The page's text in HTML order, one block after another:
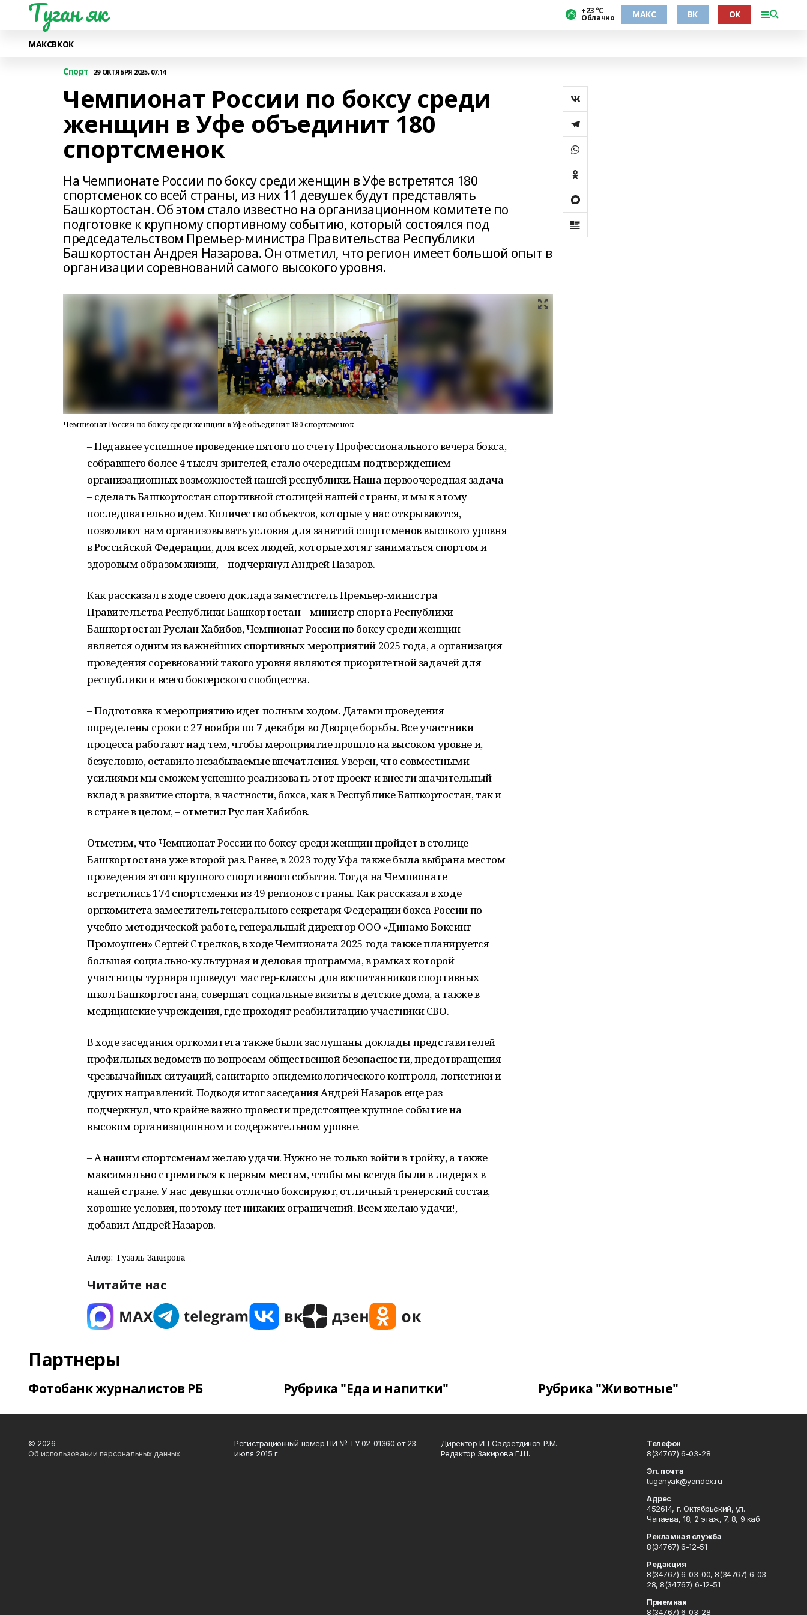
Туган як +23 °С
Облачно МАКС ВК ОК
МАКСВКОК
Спорт 29 ОКТЯБРЯ 2025, 07:14
Чемпионат России по боксу среди
женщин в Уфе объединит 180
спортсменок
На Чемпионате России по боксу среди женщин в Уфе встретятся 180
спортсменок со всей страны, из них 11 девушек будут представлять
Башкортостан. Об этом стало известно на организационном комитете по
подготовке к крупному спортивному событию, который состоялся под
председательством Премьер-министра Правительства Республики
Башкортостан Андрея Назарова. Он отметил, что регион имеет большой опыт в
организации соревнований самого высокого уровня.
Чемпионат России по боксу среди женщин в Уфе объединит 180 спортсменок
– Недавнее успешное проведение пятого по счету Профессионального вечера бокса,
собравшего более 4 тысяч зрителей, стало очередным подтверждением
организационных возможностей нашей республики. Наша первоочередная задача
– сделать Башкортостан спортивной столицей нашей страны, и мы к этому
последовательно идем. Количество объектов, которые у нас открываются,
позволяют нам организовывать условия для занятий спортсменов высокого уровня
в Российской Федерации, для всех людей, которые хотят заниматься спортом и
здоровым образом жизни, – подчеркнул Андрей Назаров.
Как рассказал в ходе своего доклада заместитель Премьер-министра
Правительства Республики Башкортостан – министр спорта Республики
Башкортостан Руслан Хабибов, Чемпионат России по боксу среди женщин
является одним из важнейших спортивных мероприятий 2025 года, а организация
проведения соревнований такого уровня являются приоритетной задачей для
республики и всего боксерского сообщества.
– Подготовка к мероприятию идет полным ходом. Датами проведения
определены сроки с 27 ноября по 7 декабря во Дворце борьбы. Все участники
процесса работают над тем, чтобы мероприятие прошло на высоком уровне и,
безусловно, оставило незабываемые впечатления. Уверен, что совместными
усилиями мы сможем успешно реализовать этот проект и внести значительный
вклад в развитие спорта, в частности, бокса, как в Республике Башкортостан, так и
в стране в целом, – отметил Руслан Хабибов.
Отметим, что Чемпионат России по боксу среди женщин пройдет в столице
Башкортостана уже второй раз. Ранее, в 2023 году Уфа также была выбрана местом
проведения этого крупного спортивного события. Тогда на Чемпионате
встретились 174 спортсменки из 49 регионов страны. Как рассказал в ходе
оргкомитета заместитель генерального секретаря Федерации бокса России по
учебно-методической работе, генеральный директор ООО «Динамо Боксинг
Промоушен» Сергей Стрелков, в ходе Чемпионата 2025 года также планируется
большая социально-культурная и деловая программа, в рамках которой
участницы турнира проведут мастер-классы для воспитанников спортивных
школ Башкортостана, совершат социальные визиты в детские дома, а также в
медицинские учреждения, где проходят реабилитацию участники СВО.
В ходе заседания оргкомитета также были заслушаны доклады представителей
профильных ведомств по вопросам общественной безопасности, предотвращения
чрезвычайных ситуаций, санитарно-эпидемиологического контроля, логистики и
других направлений. Подводя итог заседания Андрей Назаров еще раз
подчеркнул, что крайне важно провести предстоящее крупное событие на
высоком организационном и содержательном уровне.
– А нашим спортсменам желаю удачи. Нужно не только войти в тройку, а также
максимально стремиться к первым местам, чтобы мы всегда были в лидерах в
нашей стране. У нас девушки отлично боксируют, отличный тренерский состав,
хорошие условия, поэтому нет никаких ограничений. Всем желаю удачи!, –
добавил Андрей Назаров.
Автор: Гузаль Закирова
Читайте нас
Партнеры
Фотобанк журналистов РБ Рубрика "Еда и напитки" Рубрика "Животные"
© 2026
Об использовании персональных данных
Регистрационный номер ПИ № ТУ 02-01360 от 23
июля 2015 г.
Директор ИЦ Садретдинов Р.М.
Редактор Закирова Г.Ш.
Телефон
8(34767) 6-03-28
Эл. почта
tuganyak@yandex.ru
Адрес
452614, г. Октябрьский, ул.
Чапаева, 18; 2 этаж, 7, 8, 9 каб
Рекламная служба
8(34767) 6-12-51
Редакция
8(34767) 6-03-00, 8(34767) 6-03-
28, 8(34767) 6-12-51
Приемная
8(34767) 6-03-28